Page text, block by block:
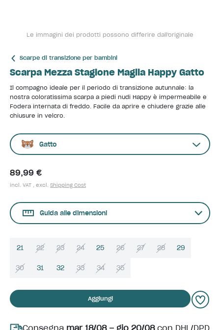
Le immagini dei prodotti possono differire dall'originale
Scarpe di transizione per bambini
Scarpa Mezza Stagione Maglia Happy Gatto
Il compagno ideale per il periodo di transizione autunnale: la
nostra coloratissima scarpa a piedi nudi Happy è impermeabile e
Fodera internata di freddo. Facile da aprire e chiudere grazie alle
chiusure in velcro.
Gatto
89,99 €
incl. VAT , excl. Shipping Cost
Guida alle dimensioni
21 22 23 24 25 26 27 28 29
30 31 32 33 34 35
Aggiungi
Consegna mar 18/08 – gio 20/08con DHL/DPD